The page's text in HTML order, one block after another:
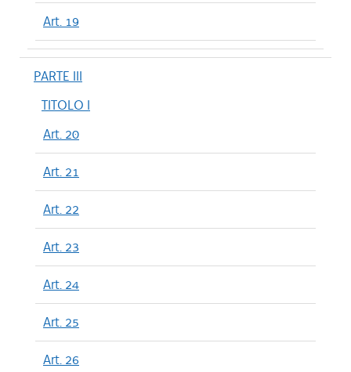
Art. 19
PARTE III
TITOLO I
Art. 20
Art. 21
Art. 22
Art. 23
Art. 24
Art. 25
Art. 26